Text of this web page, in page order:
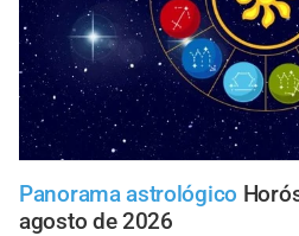
Panorama astrológico
agosto de 2026